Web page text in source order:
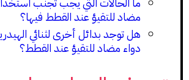
مضاد للتقيؤ عند القطط فيها؟
هل توجد بدائل أخرى لثنائي
دواء مضاد للتقيؤ عند القطط؟